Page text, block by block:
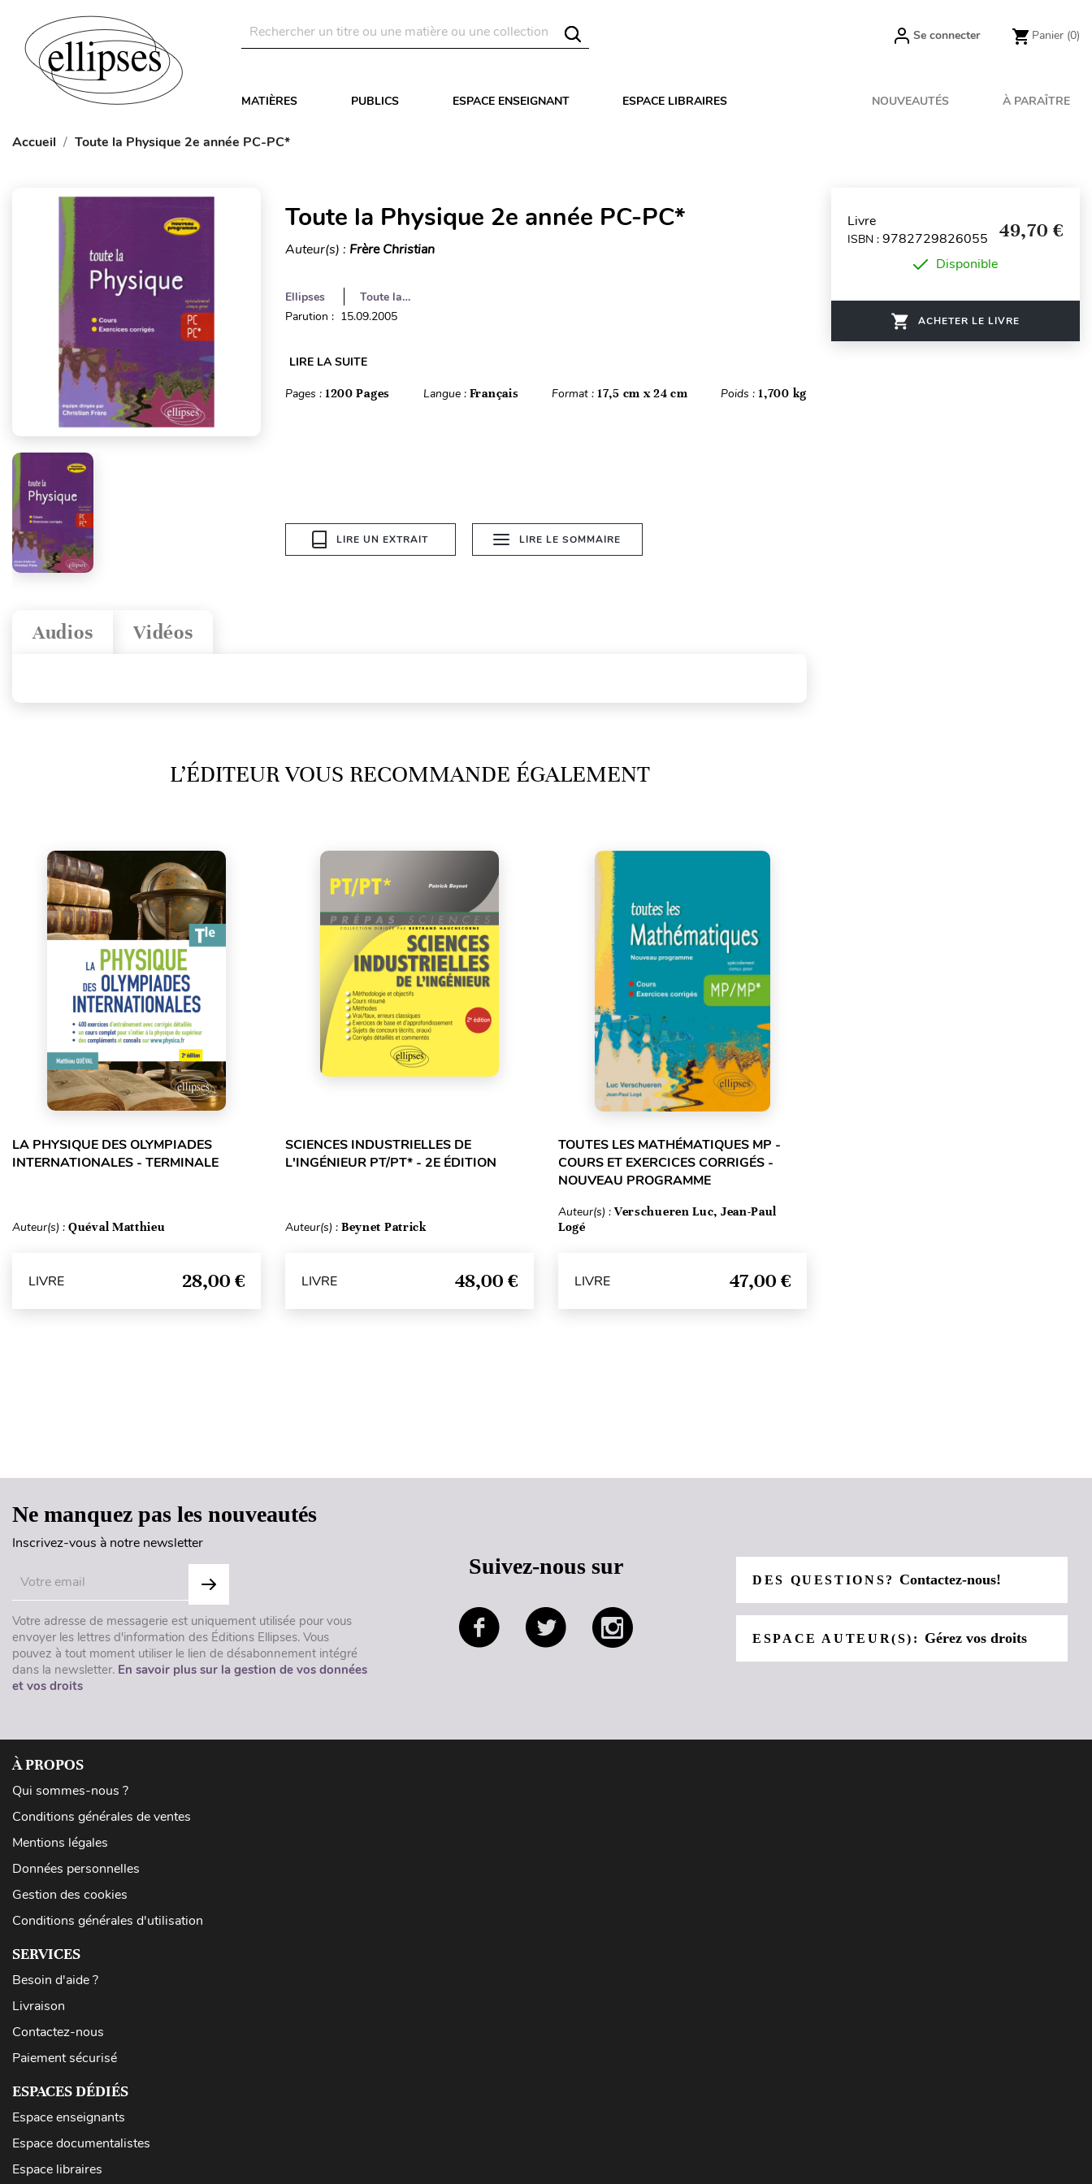
Se connecter Panier (0)
MATIÈRES PUBLICS ESPACE ENSEIGNANT ESPACE LIBRAIRES NOUVEAUTÉS À PARAÎTRE
Accueil Toute la Physique 2e année PC-PC*
Toute la Physique 2e année PC-PC*
Auteur(s) : Frère Christian
Ellipses
Toute la…
Parution : 15.09.2005
LIRE LA SUITE
Pages : 1200 Pages Langue : Français Format :17,5 cm x 24 cm Poids :1,700 kg
LIRE UN EXTRAIT LIRE LE SOMMAIRE
Vidéos
Audios
L’ÉDITEUR VOUS RECOMMANDE ÉGALEMENT
LA PHYSIQUE DES OLYMPIADES
INTERNATIONALES - TERMINALE
Auteur(s) : Quéval Matthieu
LIVRE 28,00 €
SCIENCES INDUSTRIELLES DE
L'INGÉNIEUR PT/PT* - 2E ÉDITION
Auteur(s) : Beynet Patrick
LIVRE 48,00 €
TOUTES LES MATHÉMATIQUES MP -
COURS ET EXERCICES CORRIGÉS -
NOUVEAU PROGRAMME
Auteur(s) : Verschueren Luc, Jean-Paul
Logé
LIVRE 47,00 €
Livre
ISBN : 9782729826055 49,70 €
Disponible
ACHETER LE LIVRE
Ne manquez pas les nouveautés
Inscrivez-vous à notre newsletter
Votre adresse de messagerie est uniquement utilisée pour vous
envoyer les lettres d'information des Éditions Ellipses. Vous
pouvez à tout moment utiliser le lien de désabonnement intégré
dans la newsletter. En savoir plus sur la gestion de vos données
et vos droits
Suivez-nous sur
DES QUESTIONS?Contactez-nous!
ESPACE AUTEUR(S): Gérez vos droits
À PROPOS
Qui sommes-nous ?
Conditions générales de ventes
Mentions légales
Données personnelles
Gestion des cookies
Conditions générales d'utilisation
SERVICES
Besoin d'aide ?
Livraison
Contactez-nous
Paiement sécurisé
ESPACES DÉDIÉS
Espace enseignants
Espace documentalistes
Espace libraires